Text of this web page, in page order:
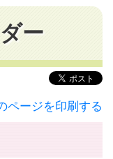
ー
ページを印刷する